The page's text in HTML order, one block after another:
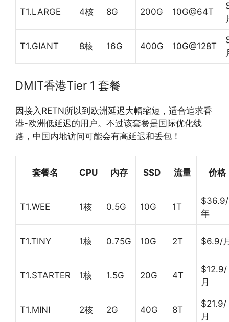
T1.LARGE 4核 8G 200G 10G@64T
T1.GIANT 8核 16G 400G 10G@128T
DMIT香港Tier 1 套餐
因接入RETN所以到欧洲延迟大幅缩短，适合追求香
港-欧洲低延迟的用户。不过该套餐是国际优化线
路，中国内地访问可能会有高延迟和丢包！
套餐名 CPU 内存 SSD 流量 价格
T1.WEE 1核 0.5G 10G 1T
$36.9/
年
T1.TINY 1核 0.75G 10G 2T $6.9/
T1.STARTER 1核 1.5G 20G 4T
$12.9/
月
T1.MINI 2核 2G 40G 8T
$21.9/
月